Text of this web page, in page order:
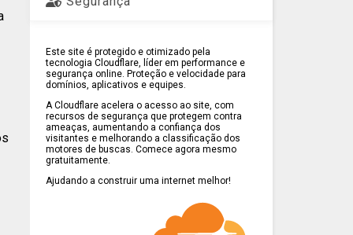
Este site é protegido e otimizado pela
tecnologia Cloudflare, líder em performance e
segurança online. Proteção e velocidade para
domínios, aplicativos e equipes.
A Cloudflare acelera o acesso ao site, com
recursos de segurança que protegem contra
ameaças, aumentando a confiança dos
visitantes e melhorando a classificação dos
motores de buscas. Comece agora mesmo
gratuitamente.
Ajudando a construir uma internet melhor!